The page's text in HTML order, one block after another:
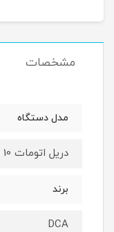
مشخصات
مدل دستگاه
دریل اتومات 10 میلیمتر AJZ10-10K
برند
DCA